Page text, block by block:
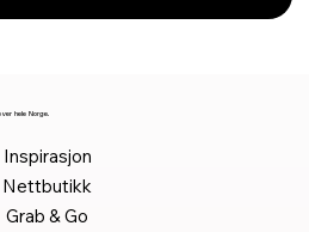
hele Norge.
Inspirasjon
Nettbutikk
Grab & Go